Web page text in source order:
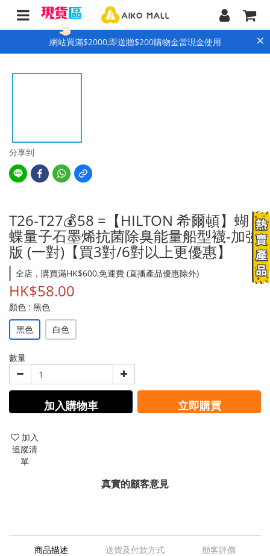
網站買滿$2000,即送贈$200購物金當現金使用 ×
分享到
T26-T27💰58 =【HILTON 希爾頓】蝴
蝶量子石墨烯抗菌除臭能量船型襪-加強
版 (一對)【買3對/6對以上更優惠】
全店，購買滿HK$600,免運費 (直播產品優惠除外)
HK$58.00
顏色 : 黑色
黑色
白色
數量
加入購物車 立即購買
加入
追蹤清
單
真實的顧客意見
商品描述 送貨及付款方式 顧客評價